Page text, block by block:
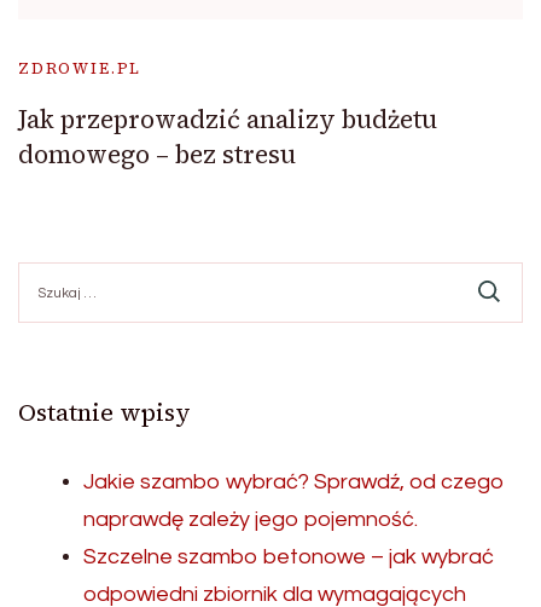
ZDROWIE.PL
Jak przeprowadzić analizy budżetu
domowego – bez stresu
Ostatnie wpisy
Jakie szambo wybrać? Sprawdź, od czego
naprawdę zależy jego pojemność.
Szczelne szambo betonowe – jak wybrać
odpowiedni zbiornik dla wymagających